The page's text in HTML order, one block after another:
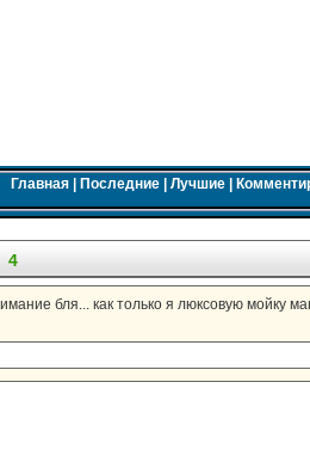
Главная| Последние| Лучшие|
4
бля... как только я люксовую мойку